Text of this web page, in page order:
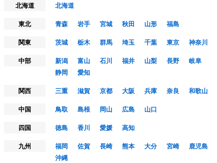
北海道
北海道
東北
青森 岩手 宮城 秋田 山形
福島
関東
茨城 栃木 群馬 埼玉 千葉 東京
神奈川
中部
新潟 富山 石川 福井 山梨 長野
岐阜
静岡
愛知
関西
三重 滋賀 京都 大阪 兵庫 奈良
和歌山
中国
鳥取 島根 岡山 広島
山口
四国
徳島 香川 愛媛
高知
九州
福岡 佐賀 長崎 熊本 大分 宮崎
鹿児島
沖縄